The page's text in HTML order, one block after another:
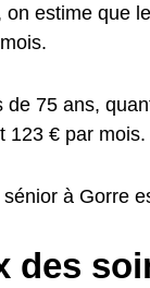
estime que
75 ans,
123 € par mois.
à Gorre
des